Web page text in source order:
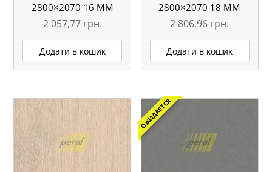
2800×2070 16 ММ
2 057,77 грн.
Додати в кошик
2800×2070 18 ММ
2 806,96 грн.
Додати в кошик
ОЖИДАЕТСЯ